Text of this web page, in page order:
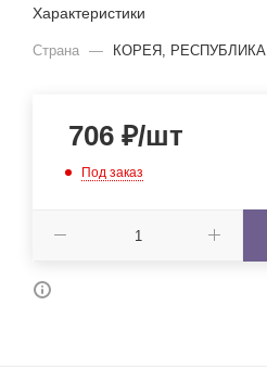
Характеристики
Страна — КОРЕЯ, РЕСПУБЛИКА
706 ₽/шт
Под заказ